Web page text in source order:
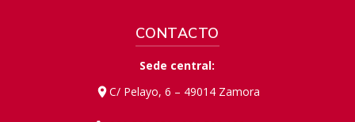
CONTACTO
Sede central:
C/ Pelayo, 6 – 49014 Zamora